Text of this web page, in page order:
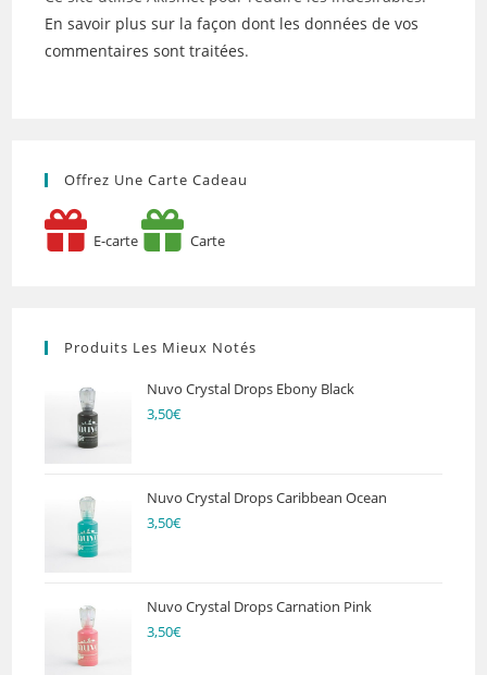
En savoir plus sur la façon dont les données de vos
commentaires sont traitées.
Offrez Une Carte Cadeau
E-carte Carte
Produits Les Mieux Notés
Nuvo Crystal Drops Ebony Black
3,50€
Nuvo Crystal Drops Caribbean Ocean
3,50€
Nuvo Crystal Drops Carnation Pink
3,50€